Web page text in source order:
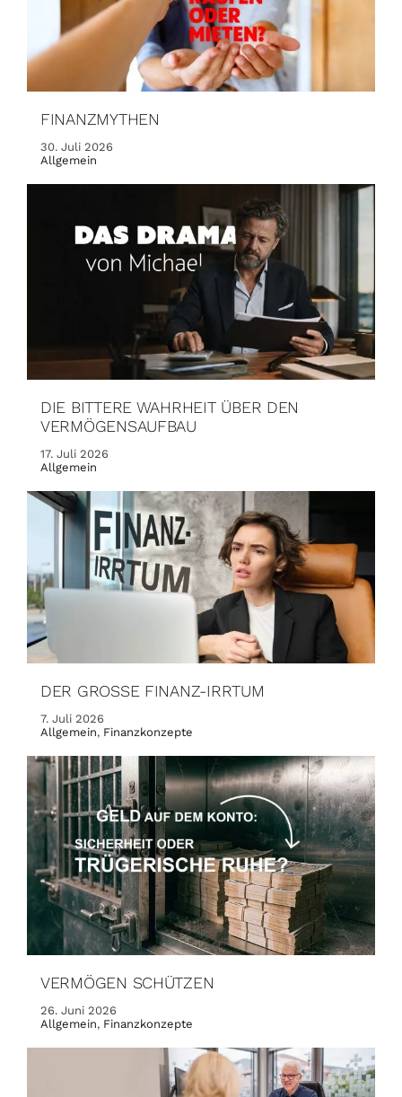
FINANZMYTHEN
30. Juli 2026
Allgemein
DIE BITTERE WAHRHEIT ÜBER DEN
VERMÖGENSAUFBAU
17. Juli 2026
Allgemein
DER GROSSE FINANZ-IRRTUM
7. Juli 2026
Allgemein, Finanzkonzepte
VERMÖGEN SCHÜTZEN
26. Juni 2026
Allgemein, Finanzkonzepte